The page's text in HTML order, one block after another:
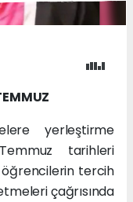
yerleştirme
tarihleri
öğrencilerin tercih
çağrısında